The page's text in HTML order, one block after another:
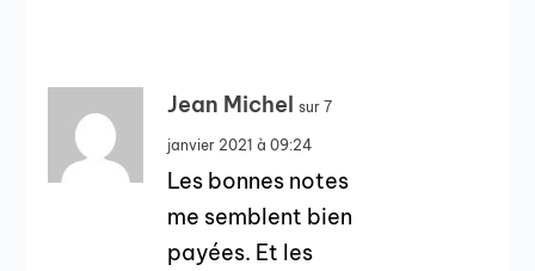
Jean Michel sur 7
janvier 2021 à 09:24
Les bonnes notes
me semblent bien
payées. Et les